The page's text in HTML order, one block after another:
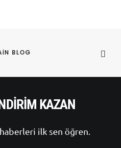
BLOG
KAZAN
ilk sen öğren.